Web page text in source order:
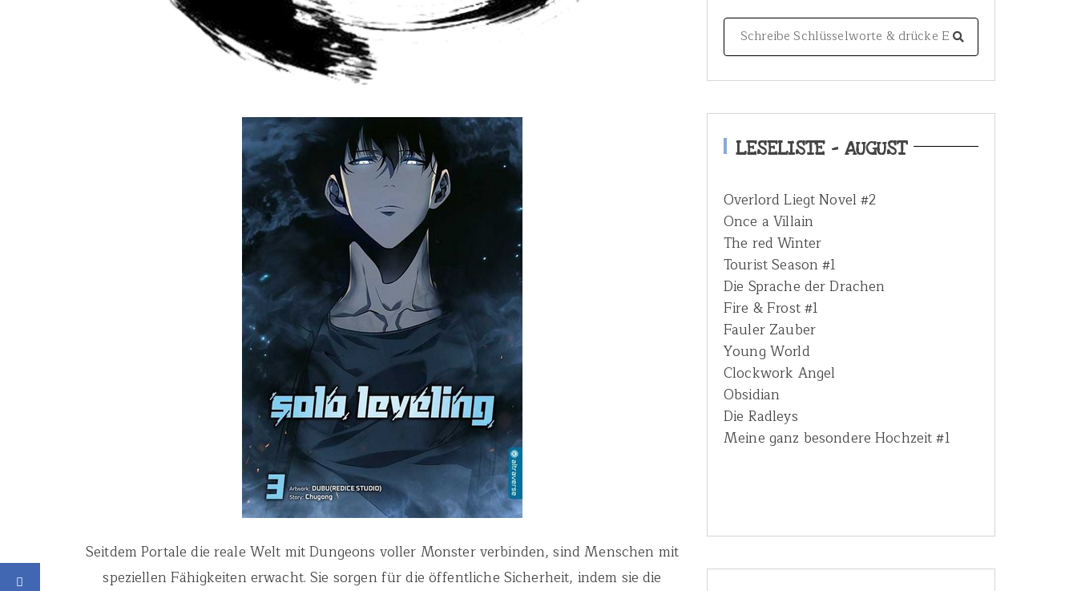
Seitdem Portale die reale Welt mit Dungeons voller Monster verbinden, sind Menschen mit
speziellen Fähigkeiten erwacht. Sie sorgen für die öffentliche Sicherheit, indem sie die
S
e
c
h
f
r
:
LESELISTE – AUGUST
Overlord Liegt Novel #2
Once a Villain
The red Winter
Tourist Season #1
Die Sprache der Drachen
Fire & Frost #1
Fauler Zauber
Young World
Clockwork Angel
Obsidian
Die Radleys
Meine ganz besondere Hochzeit #1